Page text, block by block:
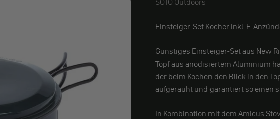
SOTO Outdoors
Einsteiger-Set Kocher inkl. E-
Günstiges Einsteiger-Set aus New
Topf aus anodisiertem Aluminium
der beim Kochen den Blick in den
aufgerauht und garantiert so einen
In Kombination mit dem Amicus